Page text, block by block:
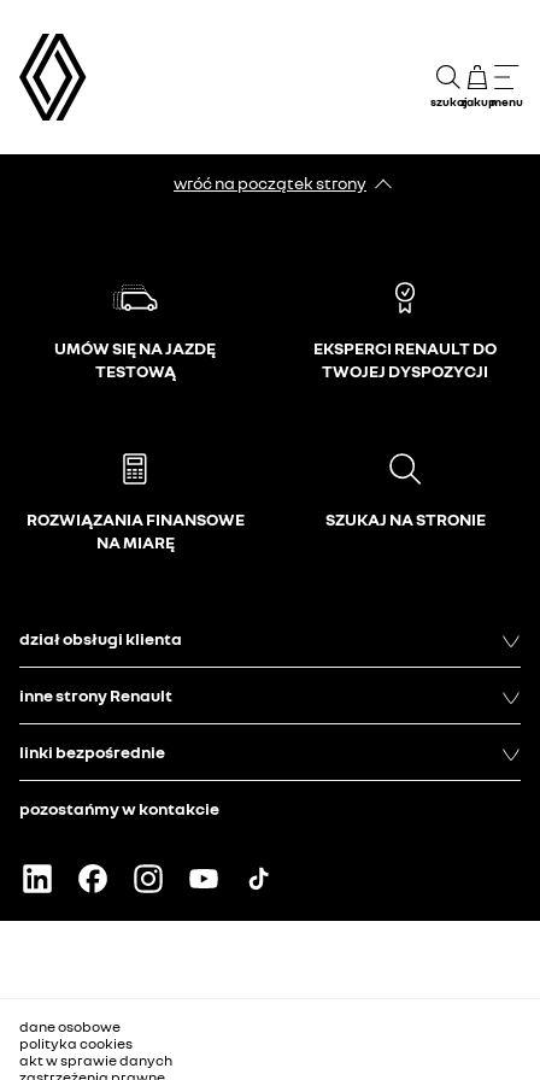
szukajzakupmenu
wróć na początek strony
UMÓW SIĘ NA JAZDĘ
TESTOWĄ
EKSPERCI RENAULT DO
TWOJEJ DYSPOZYCJI
ROZWIĄZANIA FINANSOWE
NA MIARĘ
SZUKAJ NA STRONIE
dział obsługi klienta
inne strony Renault
linki bezpośrednie
pozostańmy w kontakcie
dane osobowe
polityka cookies
akt w sprawie danych